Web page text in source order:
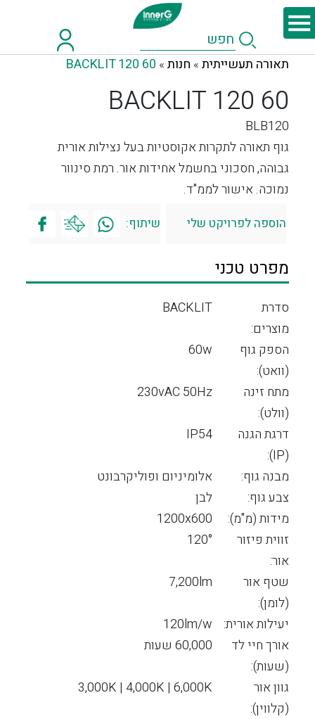
תאורה תעשייתית » חנות »
BACKLIT 120 60
BACKLIT 120 60
BLB120
גוף תאורה לתקרות אקוסטיות בעל נצילות אורית
גבוהה, חסכוני בחשמל אחידות אור. רמת סינוור
נמוכה. אישור לממ"ד.
הוספה לפרויקט שלי שיתוף:
מפרט טכני
סדרת
מוצרים:
BACKLIT
הספק גוף
(וואט):
60w
מתח זינה
(וולט):
230vAC 50Hz
דרגת הגנה
(IP):
IP54
מבנה גוף:
אלומיניום ופוליקרבונט
צבע גוף:
לבן
מידות (מ"מ):
1200x600
זווית פיזור
אור:
120°
שטף אור
(לומן):
7,200lm
יעילות אורית:
120lm/w
אורך חיי לד
(שעות):
60,000 שעות
גוון אור
(קלווין):
3,000K | 4,000K | 6,000K